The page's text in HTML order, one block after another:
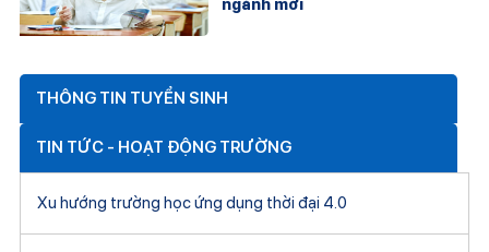
ngành mới
THÔNG TIN TUYỂN SINH
TIN TỨC - HOẠT ĐỘNG TRƯỜNG
Xu hướng trường học ứng dụng thời đại 4.0